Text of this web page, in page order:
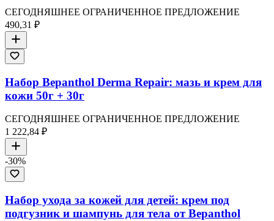
СЕГОДНЯШНЕЕ ОГРАНИЧЕННОЕ ПРЕДЛОЖЕНИЕ
490,31 ₽
Набор Bepanthol Derma Repair: мазь и крем для
кожи 50г + 30г
СЕГОДНЯШНЕЕ ОГРАНИЧЕННОЕ ПРЕДЛОЖЕНИЕ
1 222,84 ₽
-30%
Набор ухода за кожей для детей: крем под
подгузник и шампунь для тела от Bepanthol